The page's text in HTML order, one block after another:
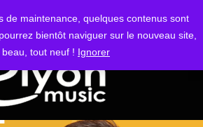
de maintenance, quelques contenus sont
bientôt naviguer sur le nouveau site,
tout neuf ! Ignorer
S'IDENTIFIER